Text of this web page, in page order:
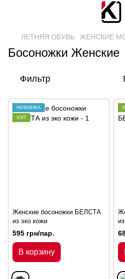
ЛЕТНЯЯ ОБУВЬ ЖЕНСКИЕ
Босоножки Женские
Фильтр
НОВИНКА
ХИТ
Женские босоножки БЕЛСТА
из эко кожи
595 грн/пар.
В корзину